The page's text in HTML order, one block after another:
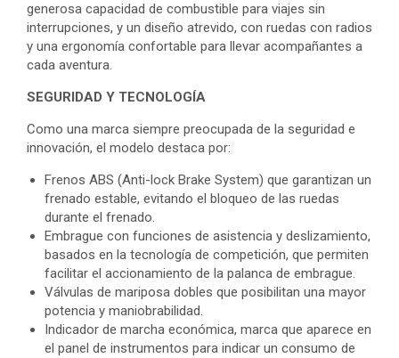
generosa capacidad de combustible para viajes sin
interrupciones, y un diseño atrevido, con ruedas con radios
y una ergonomía confortable para llevar acompañantes a
cada aventura.
SEGURIDAD Y TECNOLOGÍA
Como una marca siempre preocupada de la seguridad e
innovación, el modelo destaca por:
Frenos ABS (Anti-lock Brake System) que garantizan un
frenado estable, evitando el bloqueo de las ruedas
durante el frenado.
Embrague con funciones de asistencia y deslizamiento,
basados en la tecnología de competición, que permiten
facilitar el accionamiento de la palanca de embrague.
Válvulas de mariposa dobles que posibilitan una mayor
potencia y maniobrabilidad.
Indicador de marcha económica, marca que aparece en
el panel de instrumentos para indicar un consumo de